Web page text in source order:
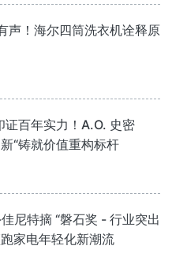
声！海尔四筒洗衣机诠释原
证百年实力！A.O. 史密
“铸就价值重构标杆
尼特摘 “磐石奖 - 行业突出
家电年轻化新潮流